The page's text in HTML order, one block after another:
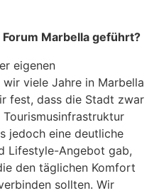
Marbella geführt?
eigenen
viele Jahre in Marbella
fest, dass die Stadt zwar
jedoch eine deutliche
Lifestyle-Angebot gab,
den täglichen Komfort
sollten. Wir